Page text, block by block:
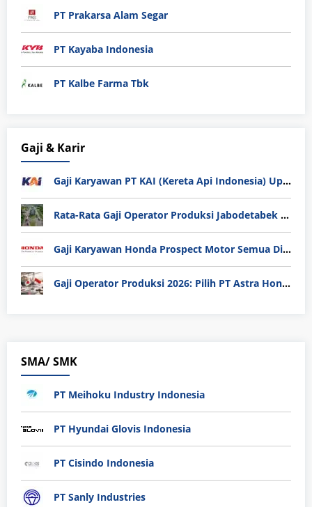
PT Prakarsa Alam Segar
PT Kayaba Indonesia
PT Kalbe Farma Tbk
Gaji & Karir
Gaji Karyawan PT KAI (Kereta Api Indonesia) Update 2025
Rata-Rata Gaji Operator Produksi Jabodetabek 2025: Bedah Tuntas UMK, Lemburan, dan Realita Hidup Buruh
Gaji Karyawan Honda Prospect Motor Semua Divisi
Gaji Operator Produksi 2026: Pilih PT Astra Honda Motor (AHM) atau Manufaktur di Jepang?
SMA/ SMK
PT Meihoku Industry Indonesia
PT Hyundai Glovis Indonesia
PT Cisindo Indonesia
PT Sanly Industries